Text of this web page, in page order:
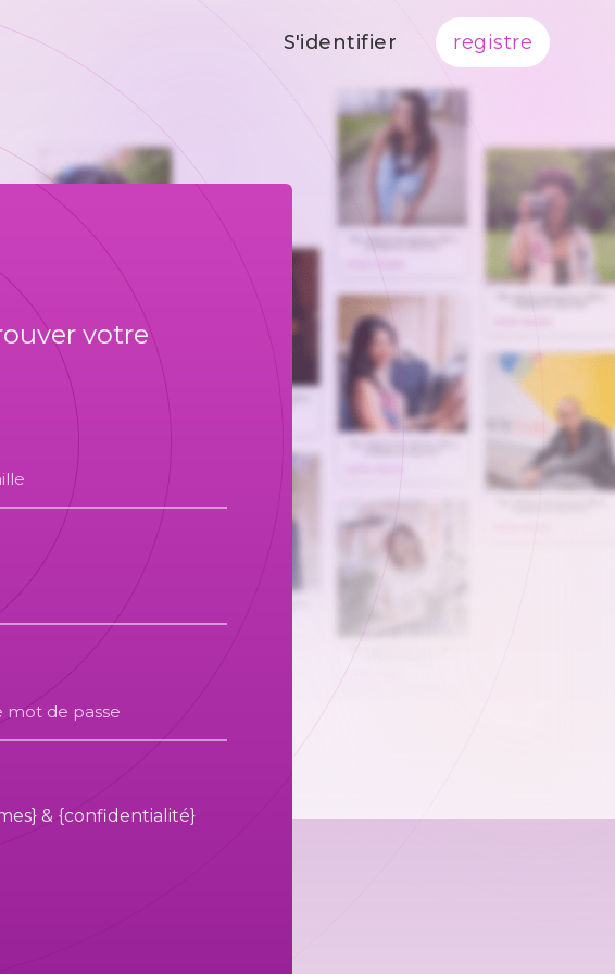
S'identifier registre
votre
mot de passe
& {confidentialité}